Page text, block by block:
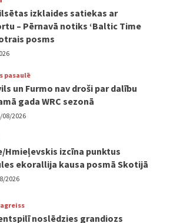
izklaides satiekas ar
– Pērnavā notiks ‘Baltic Time
posms
pasaulē
un Furmo nav droši par dalību
gada WRC sezonā
08/2026
Hmieļevskis izcīna punktus
ekorallija kausa posmā Skotijā
2026
noslēdzies grandiozs